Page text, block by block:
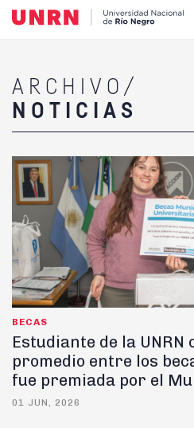
ARCHIVO/
NOTICIAS
BECAS
Estudiante de la UNRN
promedio entre los
fue premiada por el
01 JUN, 2026